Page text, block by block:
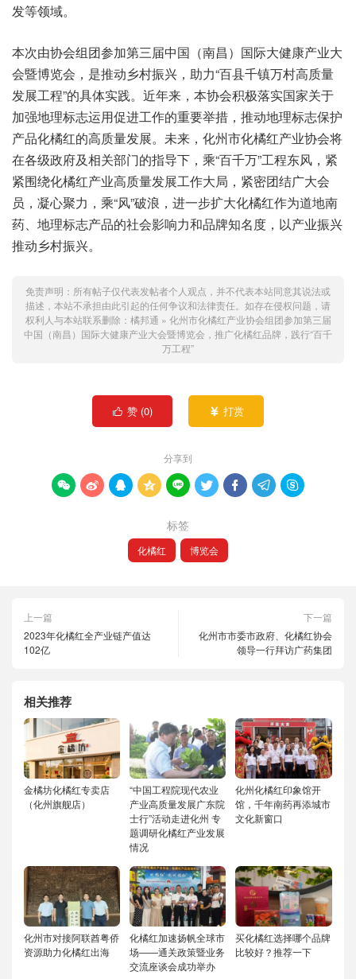
发等领域。
本次由协会组团参加第三届中国（南昌）国际大健康产业大
会暨博览会，是推动乡村振兴，助力“百县千镇万村高质量
发展工程”的具体实践。近年来，本协会积极落实国家关于
加强地理标志运用促进工作的重要举措，推动地理标志保护
产品化橘红的高质量发展。未来，化州市化橘红产业协会将
在各级政府及相关部门的指导下，乘“百千万”工程东风，紧
紧围绕化橘红产业高质量发展工作大局，紧密团结广大会
员，凝心聚力，乘“风”破浪，进一步扩大化橘红作为道地南
药、地理标志产品的社会影响力和品牌知名度，以产业振兴
推动乡村振兴。
免责声明：所有帖子仅代表发帖者个人观点，并不代表本站同意其说法或
描述，本站不承担由此引起的任何争议和法律责任。如存在侵权问题，请
权利人与本站联系删除： 橘邦通 » 化州市化橘红产业协会组团参加第三届
中国（南昌）国际大健康产业大会暨博览会，推广化橘红品牌，践行“百千
万工程”
 赞 (0)  打赏
分享到
        
标签
化橘红 博览会
上一篇
2023年化橘红全产业链产值达
102亿
下一篇
化州市市委市政府、化橘红协会
领导一行拜访广药集团
相关推荐
金橘坊化橘红专卖店
（化州旗舰店）
“中国工程院现代农业
产业高质量发展广东院
士行”活动走进化州 专
题调研化橘红产业发展
情况
化州化橘红印象馆开
馆，千年南药再添城市
文化新窗口
化州市对接阿联酋粤侨
资源助力化橘红出海
化橘红加速扬帆全球市
场——通关政策暨业务
交流座谈会成功举办
买化橘红选择哪个品牌
比较好？推荐一下